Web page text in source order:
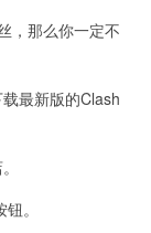
那么你一定不
最新版的Clash
。